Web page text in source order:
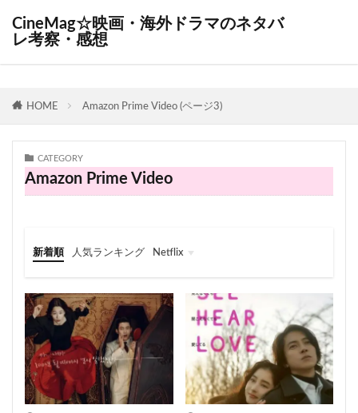
CineMag☆映画・海外ドラマのネタバ
レ考察・感想
HOME Amazon Prime Video (ページ3)
CATEGORY
Amazon Prime Video
新着順 人気ランキング Netflix